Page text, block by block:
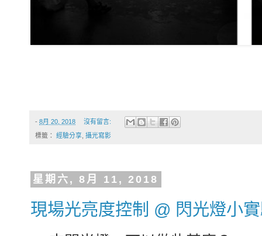
- 8月 20, 2018 沒有留言:
標籤： 經驗分享 攝光寫影
星期六, 8月 11, 2018
現場光亮度控制 @ 閃光燈小